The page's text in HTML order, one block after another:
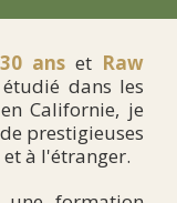
ans et Raw
dans les
Californie, je
prestigieuses
à l'étranger.